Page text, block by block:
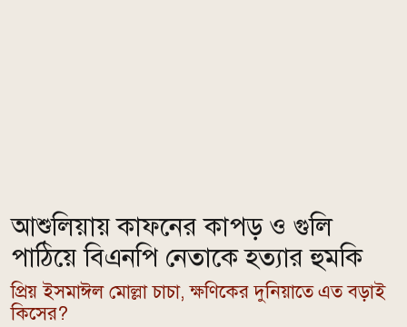
আশুলিয়ায় কাফনের কাপড় ও গুলি
পাঠিয়ে বিএনপি নেতাকে হত্যার হুমকি
প্রিয় ইসমাঈল মোল্লা চাচা, ক্ষণিকের দুনিয়াতে এত বড়াই
কিসের?